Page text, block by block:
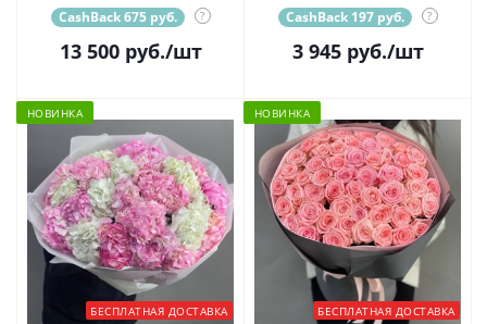
CashBack 675 руб. ?
13 500руб./шт
CashBack 197 руб. ?
3 945руб./шт
НОВИНКА
БЕСПЛАТНАЯ ДОСТАВКА
НОВИНКА
БЕСПЛАТНАЯ ДОСТАВКА